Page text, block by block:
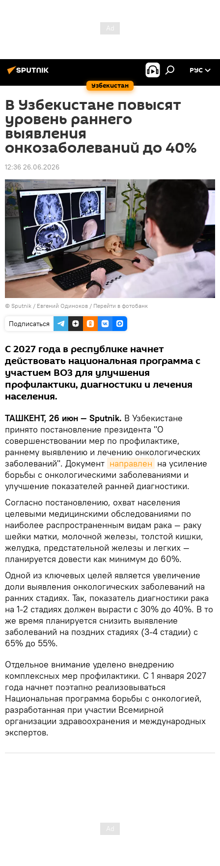
Узбекистан
РУС
В Узбекистане повысят
уровень раннего
выявления
онкозаболеваний до 40%
12:36 26.06.2026
© Sputnik / Евгений Одиноков / Перейти в фотобанк
Подписаться
С 2027 года в республике начнет
действовать национальная программа с
участием ВОЗ для улучшения
профилактики, диагностики и лечения
населения.
ТАШКЕНТ, 26 июн — Sputnik. В Узбекистане
принято постановление президента "О
совершенствовании мер по профилактике,
раннему выявлению и лечению онкологических
заболеваний". Документ направлен на усиление
борьбы с онкологическими заболеваниями и
улучшение показателей ранней диагностики.
Согласно постановлению, охват населения
целевыми медицинскими обследованиями по
наиболее распространенным видам рака — раку
шейки матки, молочной железы, толстой кишки,
желудка, предстательной железы и легких —
планируется довести как минимум до 60%.
Одной из ключевых целей является увеличение
доли выявления онкологических заболеваний на
ранних стадиях. Так, показатель диагностики рака
на 1-2 стадиях должен вырасти с 30% до 40%. В то
же время планируется снизить выявление
заболеваний на поздних стадиях (3-4 стадии) с
65% до 55%.
Отдельное внимание уделено внедрению
комплексных мер профилактики. С 1 января 2027
года начнет поэтапно реализовываться
Национальная программа борьбы с онкологией,
разработанная при участии Всемирной
организации здравоохранения и международных
экспертов.